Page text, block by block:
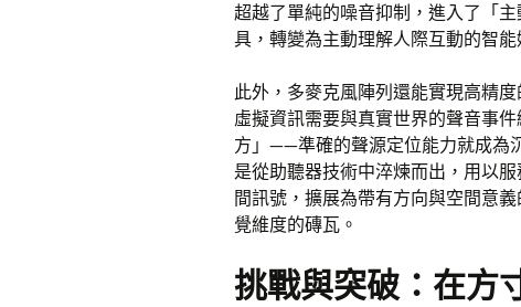
超越了單純的噪音抑制，進入了「
具，轉變為主動理解人際互動的智能
此外，多麥克風陣列還能實現高精
虛擬資訊需要與真實世界的聲音事
方」——準確的聲源定位能力就成為
是從助聽器技術中淬煉而出，用以
間訊號，擴展為帶有方向與空間意
覺維度的磚瓦。
挑戰與突破：在方